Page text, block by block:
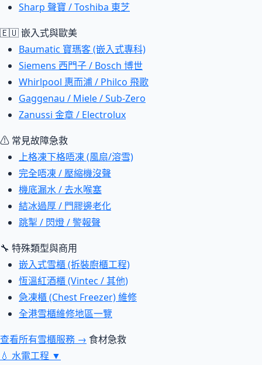
Sharp 聲寶 / Toshiba 東芝
🇪🇺 嵌入式與歐美
Baumatic 寶瑪客 (嵌入式專科)
Siemens 西門子 / Bosch 博世
Whirlpool 惠而浦 / Philco 飛歌
Gaggenau / Miele / Sub-Zero
Zanussi 金章 / Electrolux
⚠ 常見故障急救
上格凍下格唔凍 (風扇/溶雪)
完全唔凍 / 壓縮機沒聲
機底漏水 / 去水喉塞
結冰過厚 / 門膠邊老化
跳掣 / 閃燈 / 警報聲
🔧 特殊類型與商用
嵌入式雪櫃 (拆裝廚櫃工程)
恆溫紅酒櫃 (Vintec / 其他)
急凍櫃 (Chest Freezer) 維修
全港雪櫃維修地區一覽
查看所有雪櫃服務 → 食材急救
💧 水電工程 ▼